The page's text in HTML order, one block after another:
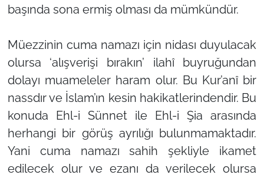
başında sona ermiş olması da mümkündür.
Müezzinin cuma namazı için nidası duyulacak
olursa ‘alışverişi bırakın’ ilahî buyruğundan
dolayı muameleler haram olur. Bu Kur’anî bir
nassdır ve İslam’ın kesin hakikatlerindendir. Bu
konuda Ehl-i Sünnet ile Ehl-i Şia arasında
herhangi bir görüş ayrılığı bulunmamaktadır.
Yani cuma namazı sahih şekliyle ikamet
edilecek olur ve ezanı da verilecek olursa